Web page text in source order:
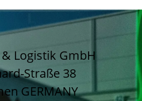
Logistik GmbH
Straße 38
GERMANY